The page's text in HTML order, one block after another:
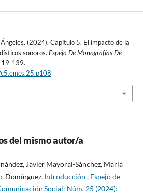
(2024). Capítulo 5. El impacto de la
sonoros. Espejo De Monografías De
139.
del mismo autor/a
Javier Mayoral-Sánchez, María
Domínguez, Introducción , Espejo de
Social: Núm. 25 (2024):